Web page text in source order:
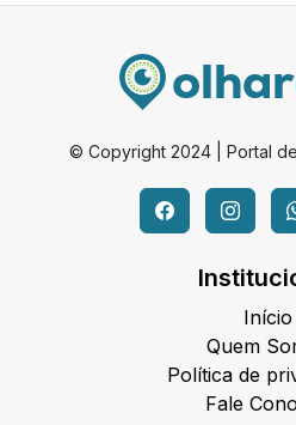
© Copyright 2024 | Portal
Início
Quem
Política de
Fale